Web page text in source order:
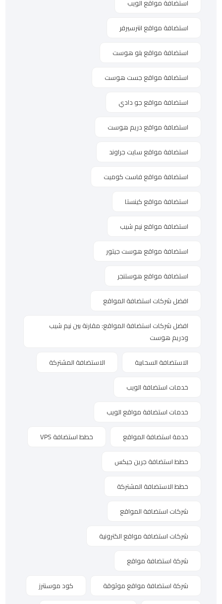
استضافة مواقع الويب
استضافة مواقع انترسيرفر
استضافة مواقع بلو هوست
استضافة مواقع جست هوست
استضافة مواقع جو دادي
استضافة مواقع دريم هوست
استضافة مواقع سايت جراوند
استضافة مواقع فاست كوميت
استضافة مواقع كينستا
استضافة مواقع نيم شيب
استضافة مواقع هوست جيتور
استضافة مواقع هوستنجر
افضل شركات استضافة المواقع
افضل شركات استضافة المواقع: مقارنة بين نيم شيب
ودريم هوست
الاستضافة السحابية الاستضافة المشتركة
خدمات استضافة الويب
خدمات استضافة مواقع الويب
خدمة استضافة المواقع خطط استضافة VPS
خطط استضافة جرين جيكس
خطط الاستضافة المشتركة
شركات استضافة المواقع
شركات استضافة مواقع الكترونية
شركة استضافة مواقع
شركة استضافة مواقع موثوقة كود موسنترز